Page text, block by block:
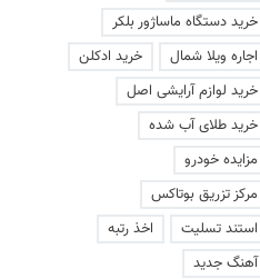
شادمهر عقیلی قطعه «گل
یاس» را بازخوانی کرد |
خرید دستگاه ماساژور بلکر
اجاره ویلا شمال
خرید ادکلن
خرید لوازم آرایشی اصل
خرید طلای آب شده
مزایده خودرو
مرکز تزریق بوتاکس
استند تسلیت
اخذ رتبه
آهنگ جدید